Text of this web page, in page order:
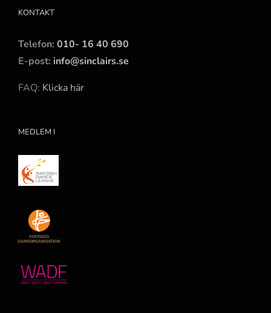
KONTAKT
Telefon: 010- 16 40 690
E-post: info@sinclairs.se
FAQ: Klicka här
MEDLEM I